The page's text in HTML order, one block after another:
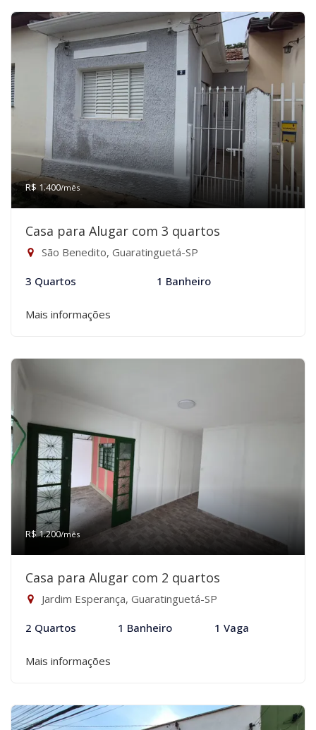
R$ 1.400/mês
Casa para Alugar com 3 quartos
São Benedito, Guaratinguetá-SP
3 Quartos 1 Banheiro
Mais informações
R$ 1.200/mês
Casa para Alugar com 2 quartos
Jardim Esperança, Guaratinguetá-SP
2 Quartos 1 Banheiro 1 Vaga
Mais informações